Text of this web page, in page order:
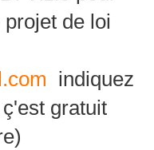
de loi
indiquez
gratuit